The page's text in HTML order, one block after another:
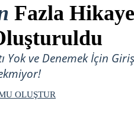
Fazla Hikaye
Yok ve Denemek İçin Giriş
OLUŞTUR